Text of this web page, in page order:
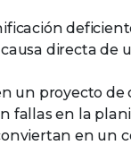
directa de
un proyecto de
fallas en la
en un